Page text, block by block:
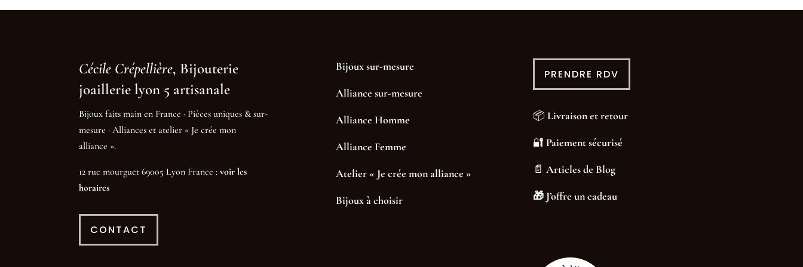
Cécile Crépellière, Bijouterie
joaillerie lyon 5 artisanale
Bijoux faits main en France · Pièces uniques & sur-
mesure · Alliances et atelier « Je crée mon
alliance ».
12 rue mourguet 69005 Lyon France : voir les
horaires
CONTACT
Bijoux sur-mesure
Alliance sur-mesure
Alliance Homme
Alliance Femme
Atelier « Je crée mon alliance »
Bijoux à choisir
PRENDRE RDV
📦 Livraison et retour
🔐 Paiement sécurisé
📄 Articles de Blog
🎁 J’offre un cadeau